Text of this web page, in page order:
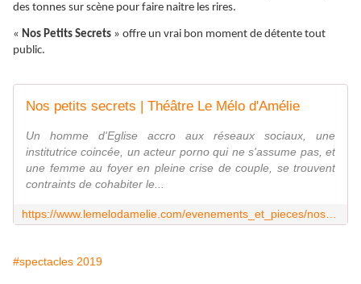
des tonnes sur scène pour faire naitre les rires.
« Nos Petits Secrets » offre un vrai bon moment de détente tout
public.
Nos petits secrets | Théâtre Le Mélo d'Amélie
Un homme d'Eglise accro aux réseaux sociaux, une
institutrice coincée, un acteur porno qui ne s'assume pas, et
une femme au foyer en pleine crise de couple, se trouvent
contraints de cohabiter le...
https://www.lemelodamelie.com/evenements_et_pieces/nos-petits-secrets/
#spectacles 2019